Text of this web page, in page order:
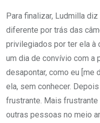
Para finalizar, Ludmilla
diferente por trás das
privilegiados por ter ela à
um dia de convívio com a
desapontar, como eu [me
ela, sem conhecer.
frustrante. Mais
outras pessoas no meio